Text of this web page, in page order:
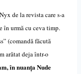
de la revista care s-a
în urmă cu ceva timp.
(comandă făcută
arătat deja într-o
în nuanța Nude